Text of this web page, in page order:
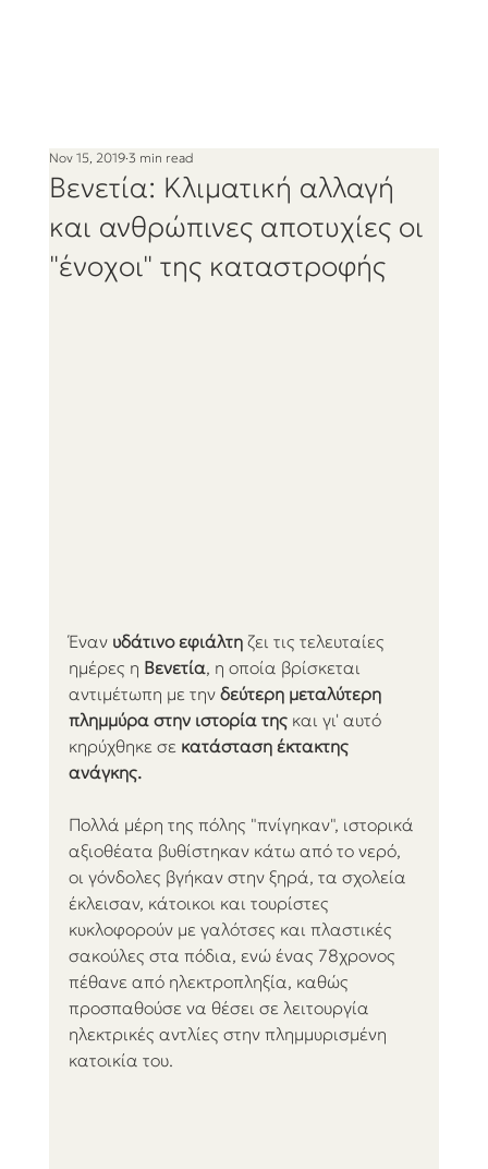
Βενετία: Κλιματική αλλαγή
και ανθρώπινες αποτυχίες οι
"ένοχοι" της καταστροφής
Nov 15, 2019 3 min read
Έναν υδάτινο εφιάλτη ζει τις τελευταίες
ημέρες η Βενετία, η οποία βρίσκεται
αντιμέτωπη με την δεύτερη μεταλύτερη
πλημμύρα στην ιστορία της και γι' αυτό
κηρύχθηκε σε κατάσταση έκτακτης
ανάγκης.
Πολλά μέρη της πόλης "πνίγηκαν", ιστορικά
αξιοθέατα βυθίστηκαν κάτω από το νερό,
οι γόνδολες βγήκαν στην ξηρά, τα σχολεία
έκλεισαν, κάτοικοι και τουρίστες
κυκλοφορούν με γαλότσες και πλαστικές
σακούλες στα πόδια, ενώ ένας 78χρονος
πέθανε από ηλεκτροπληξία, καθώς
προσπαθούσε να θέσει σε λειτουργία
ηλεκτρικές αντλίες στην πλημμυρισμένη
κατοικία του.